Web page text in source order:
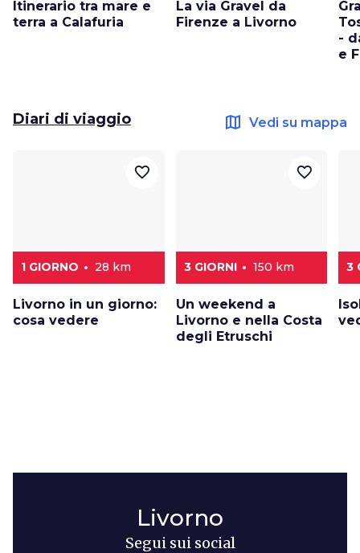
Itinerario tra mare e
terra a Calafuria
La via Gravel da
Firenze a Livorno
-
e
Diari di viaggio map Vedi su mappa
1 GIORNO 28 km
Livorno in un giorno:
cosa vedere
favorite_border
3 GIORNI 150 km
Un weekend a
Livorno e nella Costa
degli Etruschi
favorite_border
3
Livorno
Segui sui social